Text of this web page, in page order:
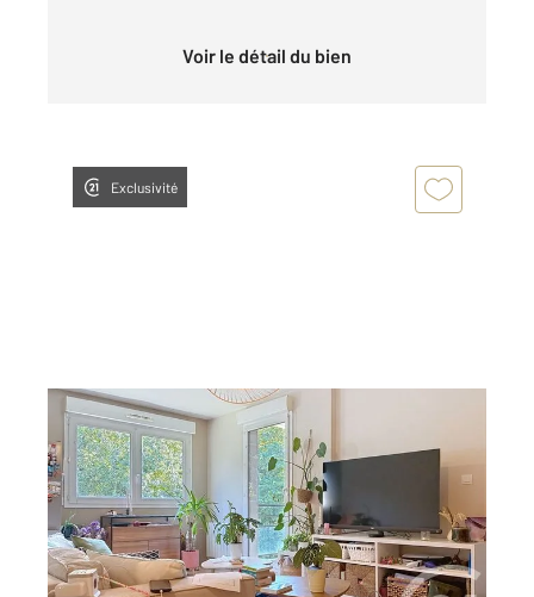
Voir le détail du bien
Exclusivité
ROUEN 76
55,45 m
2, 3 pièces
Ref : 34391
Appartement T3 à louer
742 €
par mois charges comprises